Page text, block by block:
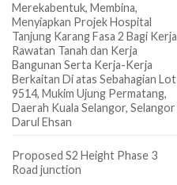
Merekabentuk, Membina,
Menyiapkan Projek Hospital
Tanjung Karang Fasa 2 Bagi Kerja
Rawatan Tanah dan Kerja
Bangunan Serta Kerja-Kerja
Berkaitan Di atas Sebahagian Lot
9514, Mukim Ujung Permatang,
Daerah Kuala Selangor, Selangor
Darul Ehsan
Proposed S2 Height Phase 3
Road junction